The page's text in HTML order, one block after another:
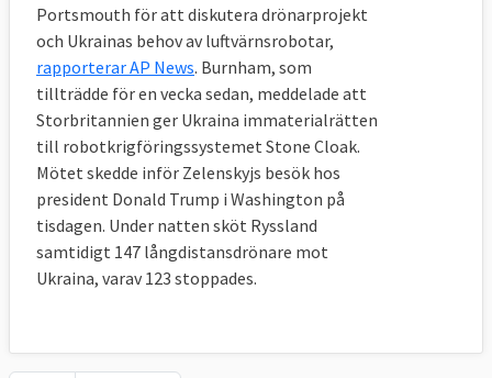
Portsmouth för att diskutera drönarprojekt
och Ukrainas behov av luftvärnsrobotar,
rapporterar AP News. Burnham, som
tillträdde för en vecka sedan, meddelade att
Storbritannien ger Ukraina immaterialrätten
till robotkrigföringssystemet Stone Cloak.
Mötet skedde inför Zelenskyjs besök hos
president Donald Trump i Washington på
tisdagen. Under natten sköt Ryssland
samtidigt 147 långdistansdrönare mot
Ukraina, varav 123 stoppades.